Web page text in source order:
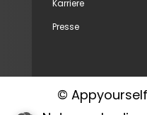
Karriere
Presse
©